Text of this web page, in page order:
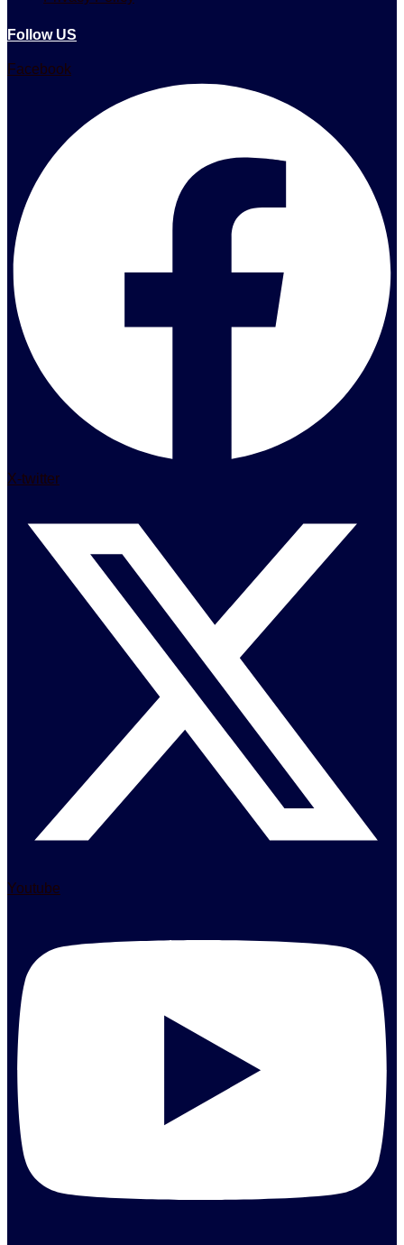
Follow US
Facebook
X-twitter
Youtube